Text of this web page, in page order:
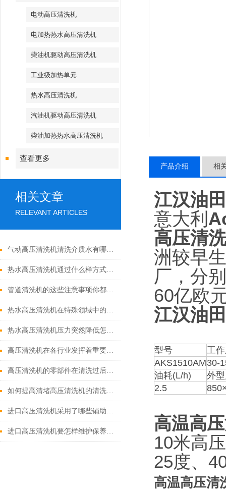
电动高压清洗机
电加热热水高压清洗机
柴油机驱动高压清洗机
工业级加热单元
热水高压清洗机
汽油机驱动高压清洗机
柴油加热热水高压清洗机
查看更多
相关文章
RELEVANT ARTICLES
气动高压清洗机清洗介质水有哪些优点
热水高压清洗机通过什么样方式来实现增压呢
管道清洗机的这些注意事项你都落实到位了吗
热水高压清洗机在特殊领域中的应用
热水高压清洗机压力突然降低怎么回事
高压清洗机在各行业发挥着重要的作用
高压清洗机的零部件在清洗过后还需要注意什么
如何提高清堵高压清洗机的清洗效果？
进口高压清洗机采用了哪些铺助系统
进口高压清洗机要怎样维护保养才算合理呢
产品介绍 相
江汉油
意大利
高压清
洲较早
厂，分
60亿欧
江汉油
型号
工
AKS1510AM30-
油耗(L/h)
外
2.5
高温高
10米高
25度、
高温高压清